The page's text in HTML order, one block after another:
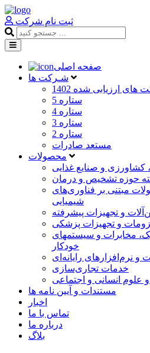
ثبت نام شرکت
صفحه اصلی
شـرکت ها
ارزیابی شده 1402
5 ستاره
4 ستاره
3 ستاره
2 ستاره
مستعد صادرات
محصولات
کشاورزی و صنایع غذایی
حوزه تشخیص و درمان
مبتنی بر فناوری‌های
شیمیایی
و تجهیزات پیشرفته
و تجهیزات پزشکی
مخابرات و سیستمهای
خودکار
و نرم‌افزارهای رایانه‌ای
خدمات تجاری‌سازی
علوم انسانی و اجتماعی
مستندات و آیین نامه ها
اخبار
تماس با ما
درباره ما
بلاگ